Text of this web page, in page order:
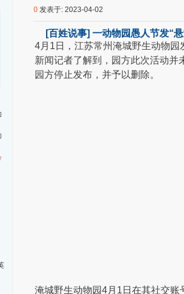
0 发表于: 2023-04-02
[百姓说事] 一动物园愚人节发“
4月1日， 江苏常州淹城野生动物园
新闻记者了解到， 园方此次活动并
园方停止发布， 并予以删除。
淹城野生动物园4月1日在其社交